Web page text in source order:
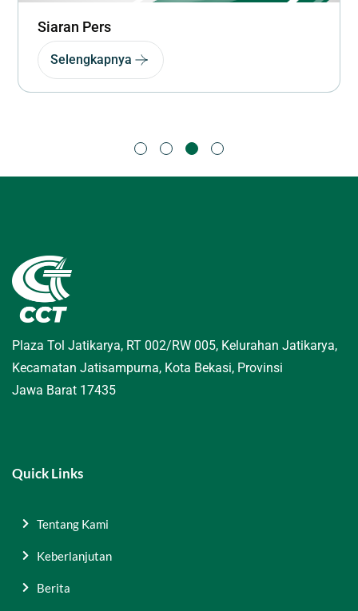
Siaran Pers
Selengkapnya
Plaza Tol Jatikarya, RT 002/RW 005, Kelurahan Jatikarya,
Kecamatan Jatisampurna, Kota Bekasi, Provinsi
Jawa Barat 17435
Quick Links
Tentang Kami
Keberlanjutan
Berita